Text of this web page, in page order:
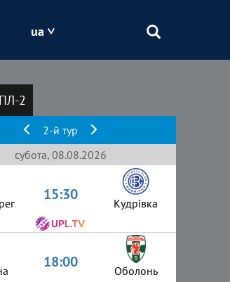
Оболонь
ua
2
2-й тур
субота, 08.08.2026
15:30 Кудрівка
18:00 Оболонь